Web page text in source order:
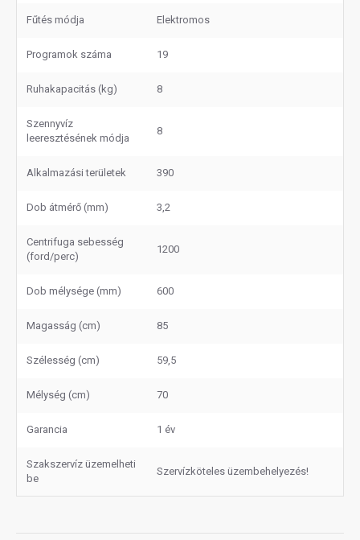
Fűtés módja Elektromos
Programok száma 19
Ruhakapacitás (kg) 8
Szennyvíz
leeresztésének módja
8
Alkalmazási területek 390
Dob átmérő (mm) 3,2
Centrifuga sebesség
(ford/perc)
1200
Dob mélysége (mm) 600
Magasság (cm) 85
Szélesség (cm) 59,5
Mélység (cm) 70
Garancia 1 év
Szakszervíz üzemelheti
be
Szervízköteles üzembehelyezés!